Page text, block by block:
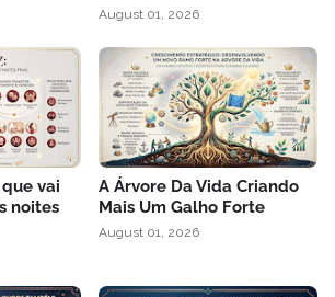
August 01, 2026
vai
noites
A Árvore Da Vida Criando
Mais Um Galho Forte
August 01, 2026